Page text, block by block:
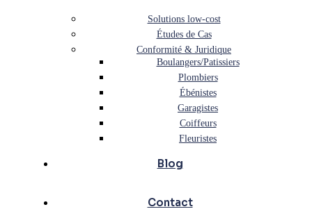
Solutions low-cost
Études de Cas
Conformité & Juridique
Boulangers/Patissiers
Plombiers
Ébénistes
Garagistes
Coiffeurs
Fleuristes
Blog
Contact